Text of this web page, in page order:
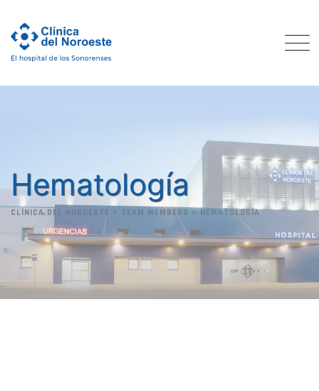
content
Hematología
CLÍNICA DEL NOROESTE > TEAM MEMBERS >HEMATOLOGÍA